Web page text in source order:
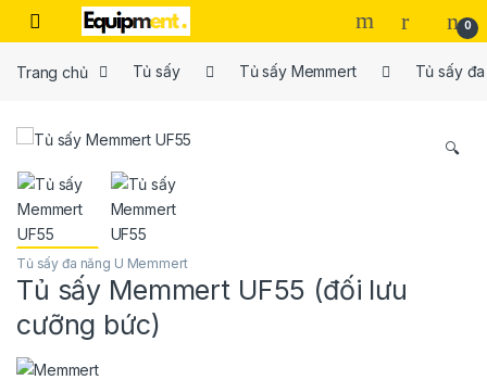
Skip to navigation
Skip to content
0
Trang chủ Tủ sấy Tủ sấy Memmert Tủ sấy
🔍
Tủ sấy đa năng U Memmert
Tủ sấy Memmert UF55 (đối lưu
cưỡng bức)